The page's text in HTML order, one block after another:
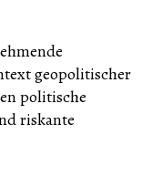
geopolitischer
politische
riskante